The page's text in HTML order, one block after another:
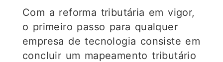
Com a reforma tributária em vigor,
o primeiro passo para qualquer
empresa de tecnologia consiste em
concluir um mapeamento tributário